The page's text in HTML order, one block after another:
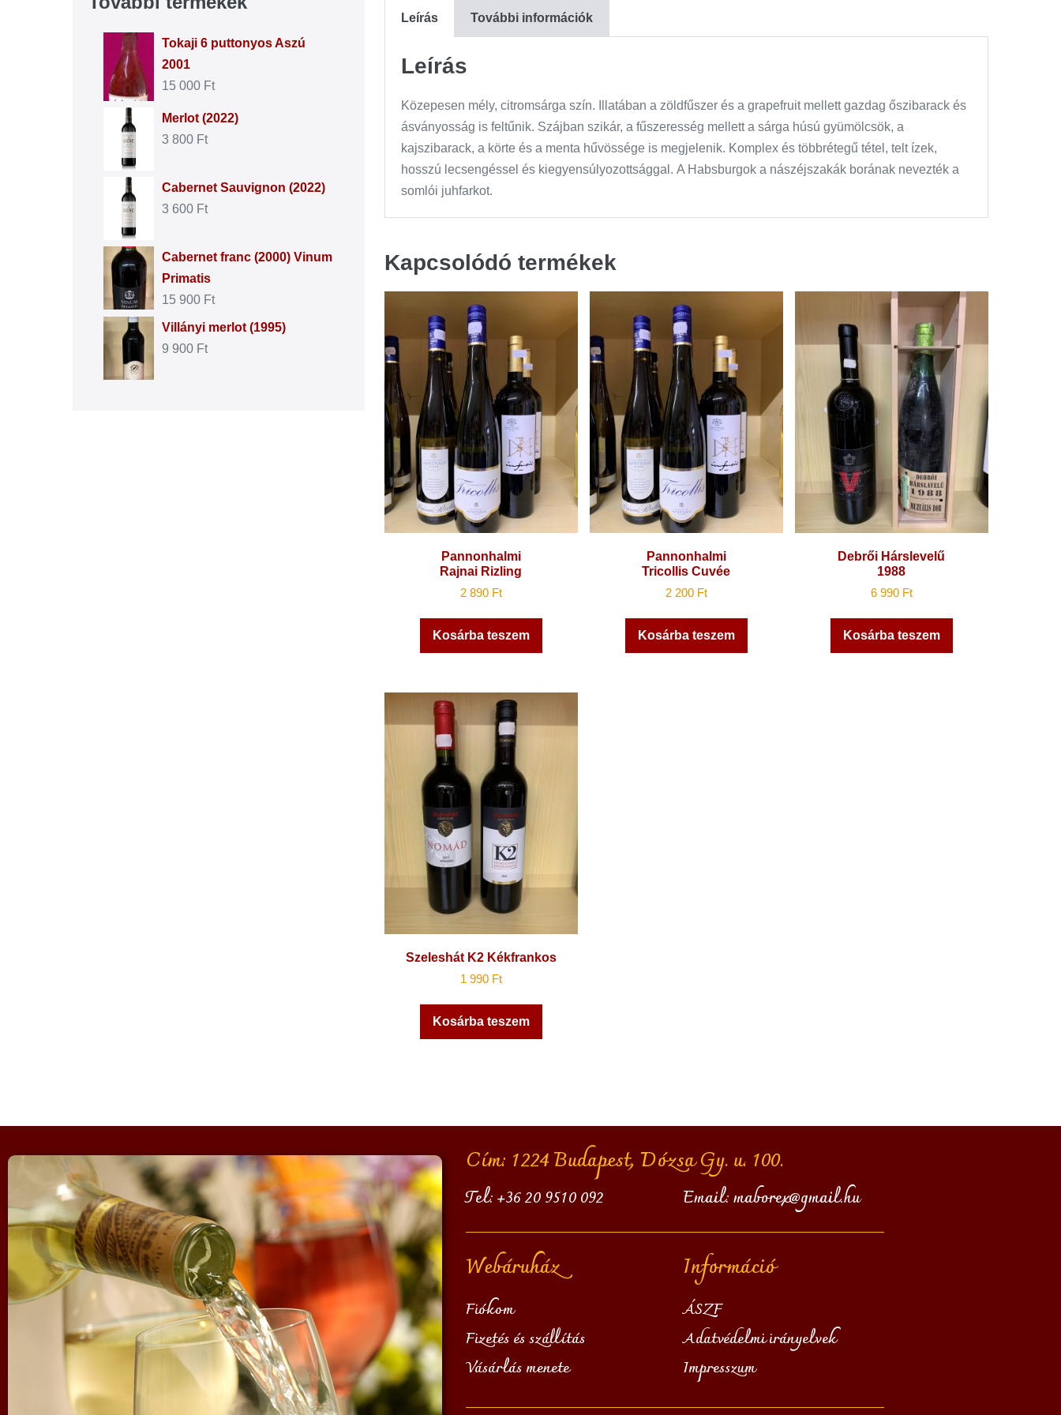
Tokaji 6 puttonyos Aszú
2001
15 000 Ft
Merlot (2022)
3 800 Ft
Cabernet Sauvignon (2022)
3 600 Ft
Cabernet franc (2000) Vinum
Primatis
15 900 Ft
Villányi merlot (1995)
9 900 Ft
Leírás További információk
Leírás
Közepesen mély, citromsárga szín. Illatában a zöldfűszer és a grapefruit mellett gazdag őszibarack és
ásványosság is feltűnik. Szájban szikár, a fűszeresség mellett a sárga húsú gyümölcsök, a
kajszibarack, a körte és a menta hűvössége is megjelenik. Komplex és többrétegű tétel, telt ízek,
hosszú lecsengéssel és kiegyensúlyozottsággal. A Habsburgok a nászéjszakák borának nevezték a
somlói juhfarkot.
Kapcsolódó termékek
Pannonhalmi
Rajnai Rizling
2 890 Ft
Kosárba teszem
Pannonhalmi
Tricollis Cuvée
2 200 Ft
Kosárba teszem
Debrői Hárslevelű
1988
6 990 Ft
Kosárba teszem
Szeleshát K2 Kékfrankos
1 990 Ft
Kosárba teszem
Cím: 1224 Budapest, Dózsa Gy. u. 100.
Tel:+36 20 9510 092 Email:maborex@gmail.hu
Webáruház Információ
Fiókom
Fizetés és szállítás
Vásárlás menete
ÁSZF
Adatvédelmi irányelvek
Impresszum